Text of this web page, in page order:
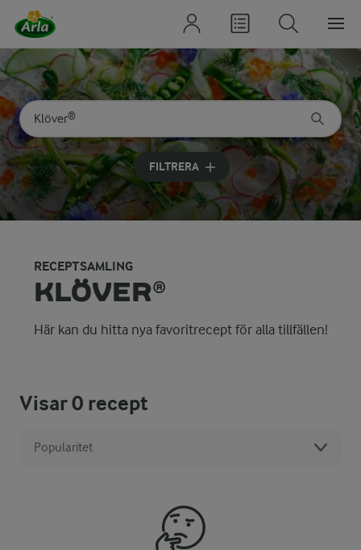
Sök på kategori eller ingrediens
Skriv in sökord för att få förslag
FILTRERA
RECEPTSAMLING
KLÖVER®
Här kan du hitta nya favoritrecept för alla tillfällen!
Visar0 recept
Popularitet